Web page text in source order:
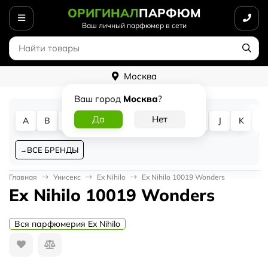
ОРИГИНАЛПАРФЮМ
Ваш личный парфюмер в сети
Москва
Ваш город Москва?
A B D G J K
ВСЕ БРЕНДЫ
Главная Унисекс Ex Nihilo Ex Nihilo 10019 Wonders
Ex Nihilo 10019 Wonders
Вся парфюмерия Ex Nihilo